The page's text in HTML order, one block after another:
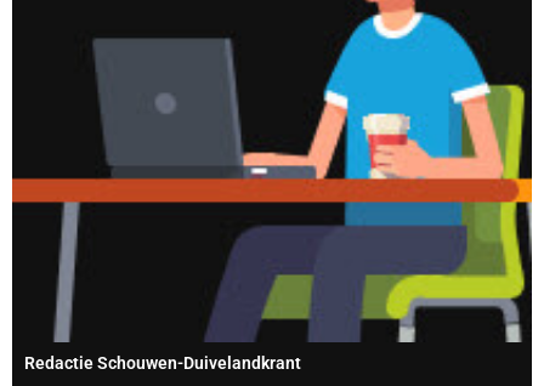
Redactie Schouwen-Duivelandkrant